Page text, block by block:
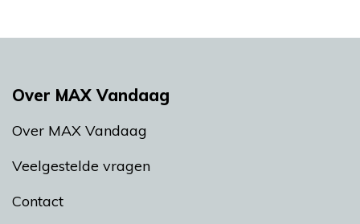
Over MAX Vandaag
Over MAX Vandaag
Veelgestelde vragen
Contact